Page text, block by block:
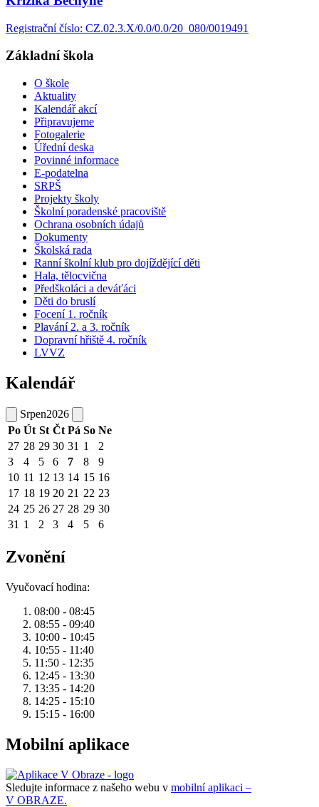
Registrační číslo: CZ.02.3.X/0.0/0.0/20_080/0019491
Základní škola
O škole
Aktuality
Kalendář akcí
Připravujeme
Fotogalerie
Úřední deska
Povinné informace
E-podatelna
SRPŠ
Projekty školy
Školní poradenské pracoviště
Ochrana osobních údajů
Dokumenty
Školská rada
Ranní školní klub pro dojíždějící děti
Hala, tělocvična
Předškoláci a deváťáci
Děti do bruslí
Focení 1. ročník
Plavání 2. a 3. ročník
Dopravní hřiště 4. ročník
LVVZ
Kalendář
Srpen2026
Po Út St Čt Pá So Ne
27 28 29 30 31 1
2
3
4 5 6 7 8
9
10 11 12 13 14 15 16
17 18 19 20 21 22 23
24 25 26 27 28 29 30
31 1 2 3 4 5 6
Zvonění
Vyučovací hodina:
08:00 - 08:45
08:55 - 09:40
10:00 - 10:45
10:55 - 11:40
11:50 - 12:35
12:45 - 13:30
13:35 - 14:20
14:25 - 15:10
15:15 - 16:00
Mobilní aplikace
Sledujte informace z našeho webu v mobilní aplikaci –
V OBRAZE.